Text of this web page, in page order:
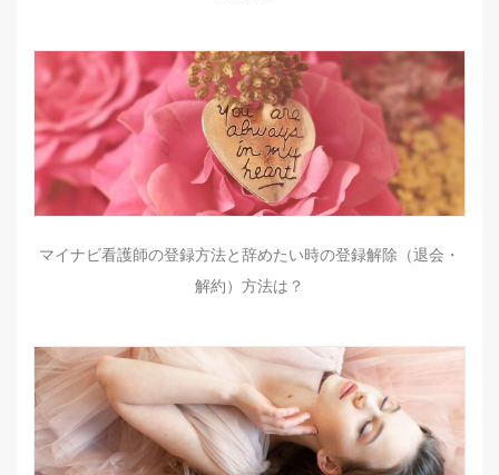
マイナビ看護師の登録方法と辞めたい時の登録解除（退会・
解約）方法は？